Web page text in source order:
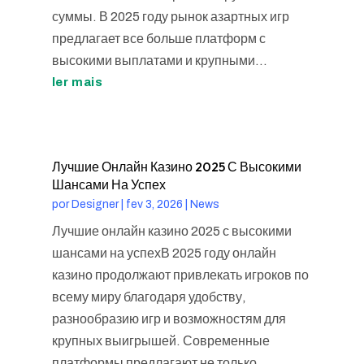
суммы. В 2025 году рынок азартных игр
предлагает все больше платформ с
высокими выплатами и крупными...
ler mais
Лучшие Онлайн Казино 2025 С Высокими
Шансами На Успех
por Designer| fev 3, 2026 News
Лучшие онлайн казино 2025 с высокими
шансами на успехВ 2025 году онлайн
казино продолжают привлекать игроков по
всему миру благодаря удобству,
разнообразию игр и возможностям для
крупных выигрышей. Современные